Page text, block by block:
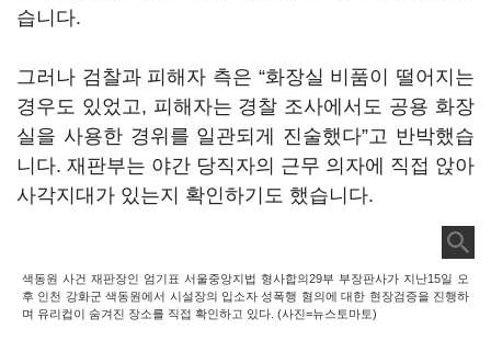
습니다.
그러나 검찰과 피해자 측은 “화장실 비품이 떨어지는
경우도 있었고, 피해자는 경찰 조사에서도 공용 화장
실을 사용한 경위를 일관되게 진술했다”고 반박했습
니다. 재판부는 야간 당직자의 근무 의자에 직접 앉아
사각지대가 있는지 확인하기도 했습니다.
색동원 사건 재판장인 엄기표 서울중앙지법 형사합의29부 부장판사가 지난15일 오
후 인천 강화군 색동원에서 시설장의 입소자 성폭행 혐의에 대한 현장검증을 진행하
며 유리컵이 숨겨진 장소를 직접 확인하고 있다. (사진=뉴스토마토)